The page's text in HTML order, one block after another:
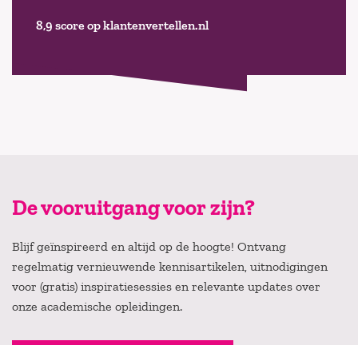
8,9 score op klantenvertellen.nl
De vooruitgang voor zijn?
Blijf geïnspireerd en altijd op de hoogte! Ontvang
regelmatig vernieuwende kennisartikelen, uitnodigingen
voor (gratis) inspiratiesessies en relevante updates over
onze academische opleidingen.